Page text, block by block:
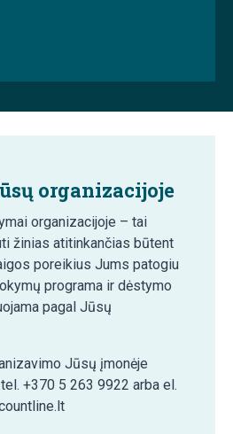
organizacijoje
organizacijoje – tai
žinias atitinkančias būtent
poreikius Jums patogiu
programa ir dėstymo
pagal Jūsų
Jūsų įmonėje
+370 5 263 9922 arba el.